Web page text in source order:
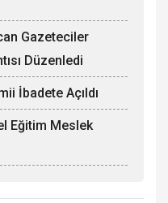
Gazeteciler
Düzenledi
İbadete Açıldı
Eğitim Meslek